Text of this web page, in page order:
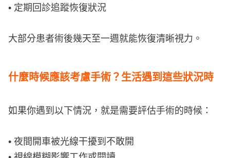
• 定期回診追蹤恢復狀況
大部分患者術後幾天至一週就能恢復清晰視力。
什麼時候應該考慮手術？生活遇到這些狀況時
如果你遇到以下情況，就是需要評估手術的時候：
• 夜間開車被光線干擾到不敢開